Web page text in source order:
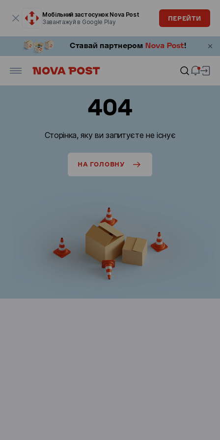
Мобільний застосунок Nova Post
Завантажуй в Google Play
ПЕРЕЙТИ
404
Сторінка, яку ви запитуєте не існує
НА ГОЛОВНУ